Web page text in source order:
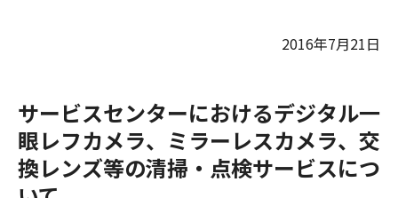
2016年7月21日
サービスセンターにおけるデジタル一
眼レフカメラ、ミラーレスカメラ、交
換レンズ等の清掃・点検サービスにつ